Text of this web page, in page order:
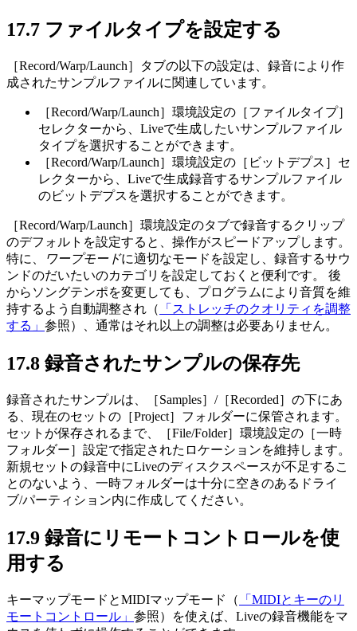
17.7 ファイルタイプを設定する
［Record/Warp/Launch］タブの以下の設定は、録音により作
成されたサンプルファイルに関連しています。
［Record/Warp/Launch］環境設定の［ファイルタイプ］
セレクターから、Liveで生成したいサンプルファイル
タイプを選択することができます。
［Record/Warp/Launch］環境設定の［ビットデプス］セ
レクターから、Liveで生成録音するサンプルファイル
のビットデプスを選択することができます。
［Record/Warp/Launch］環境設定のタブで録音するクリップ
のデフォルトを設定すると、操作がスピードアップします。
特に、
ワープモードに適切なモードを設定し、録音するサウ
ンドのだいたいのカテゴリを設定しておくと便利です。 後
からソングテンポを変更しても、プログラムにより音質を維
持するよう自動調整され（
「ストレッチのクオリティを調整
する」 参照）、通常はそれ以上の調整は必要ありません。
17.8 録音されたサンプルの保存先
録音されたサンプルは、［Samples］/［Recorded］の下にあ
る、現在のセットの［Project］フォルダーに保管されます。
セットが保存されるまで、［File/Folder］環境設定の［一時
フォルダー］設定で指定されたロケーションを維持します。
新規セットの録音中にLiveのディスクスペースが不足するこ
とのないよう、一時フォルダーは十分に空きのあるドライ
ブ/パーティション内に作成してください。
17.9 録音にリモートコントロールを使
用する
キーマップモードとMIDIマップモード（
「MIDIとキーのリ
モートコントロール」 参照）を使えば、Liveの録音機能をマ